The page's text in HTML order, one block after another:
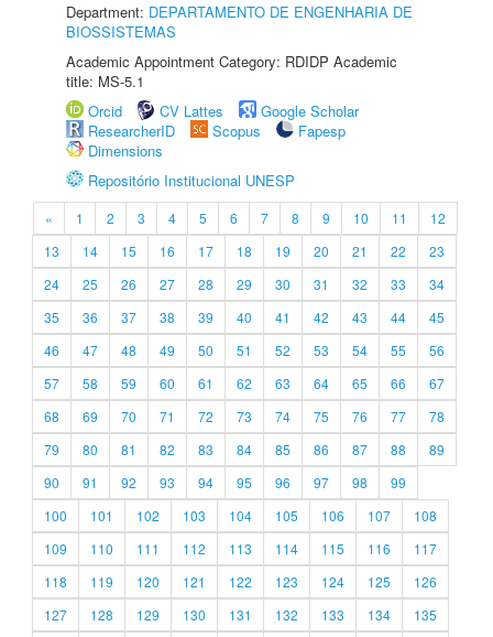
Department: DEPARTAMENTO DE ENGENHARIA DE
BIOSSISTEMAS
Academic Appointment Category: RDIDP Academic
title: MS-5.1
Orcid
CV Lattes
Google Scholar
ResearcherID
Scopus
Fapesp
Dimensions
Repositório Institucional UNESP
« 1 2 3 4 5 6 7 8 9 10 11
12
13
14 15 16 17 18 19 20 21 22
23
24
25 26 27 28 29 30 31 32 33
34
35
36 37 38 39 40 41 42 43 44
45
46
47 48 49 50 51 52 53 54 55
56
57
58 59 60 61 62 63 64 65 66
67
68
69 70 71 72 73 74 75 76 77
78
79
80 81 82 83 84 85 86 87 88
89
90
91 92 93 94 95 96 97 98
99
100
101 102 103 104 105 106 107
108
109
110 111 112 113 114 115 116
117
118
119 120 121 122 123 124 125
126
127
128 129 130 131 132 133 134
135